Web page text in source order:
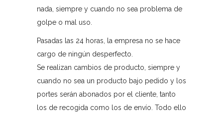
nada, siempre y cuando no sea problema de
golpe o mal uso.
Pasadas las 24 horas, la empresa no se hace
cargo de ningún desperfecto.
Se realizan cambios de producto, siempre y
cuando no sea un producto bajo pedido y los
portes serán abonados por el cliente, tanto
los de recogida como los de envío. Todo ello